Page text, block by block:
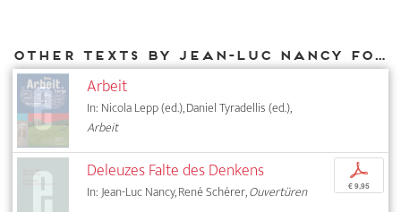
Other texts by Jean-Luc Nancy for DIAPHANES
Arbeit
In: Nicola Lepp (ed.), Daniel Tyradellis (ed.),
Arbeit
Deleuzes Falte des Denkens
In: Jean-Luc Nancy, René Schérer,Ouvertüren
p
€ 9,95